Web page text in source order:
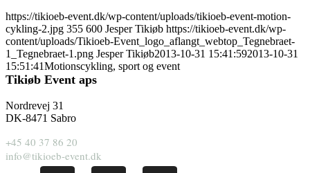
https://tikioeb-event.dk/wp-content/uploads/tikioeb-event-motion-
cykling-2.jpg 355 600 Jesper Tikiøb https://tikioeb-event.dk/wp-
content/uploads/Tikioeb-Event_logo_aflangt_webtop_Tegnebraet-
1_Tegnebraet-1.png Jesper Tikiøb2013-10-31 15:41:592013-10-31
15:51:41Motionscykling, sport og event
Tikiøb Event aps
Nordrevej 31
DK-8471 Sabro
+45 40 37 86 20
info@tikioeb-event.dk